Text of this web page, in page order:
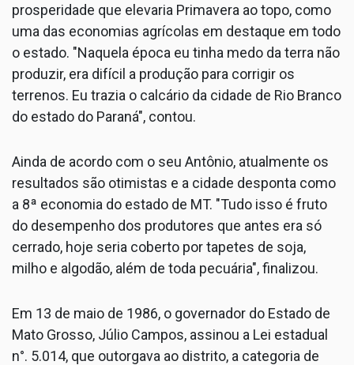
prosperidade que elevaria Primavera ao topo, como
uma das economias agrícolas em destaque em todo
o estado. "Naquela época eu tinha medo da terra não
produzir, era difícil a produção para corrigir os
terrenos. Eu trazia o calcário da cidade de Rio Branco
do estado do Paraná", contou.
Ainda de acordo com o seu Antônio, atualmente os
resultados são otimistas e a cidade desponta como
a 8ª economia do estado de MT. "Tudo isso é fruto
do desempenho dos produtores que antes era só
cerrado, hoje seria coberto por tapetes de soja,
milho e algodão, além de toda pecuária", finalizou.
Em 13 de maio de 1986, o governador do Estado de
Mato Grosso, Júlio Campos, assinou a Lei estadual
n°. 5.014, que outorgava ao distrito, a categoria de